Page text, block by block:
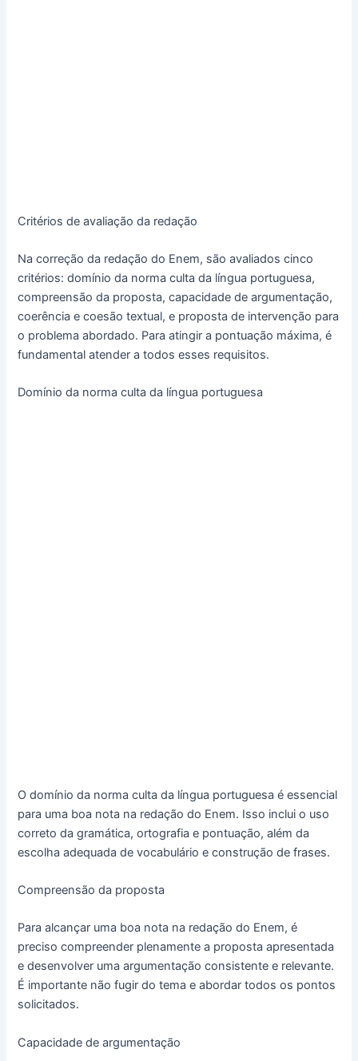
Critérios de avaliação da redação
Na correção da redação do Enem, são avaliados cinco
critérios: domínio da norma culta da língua portuguesa,
compreensão da proposta, capacidade de argumentação,
coerência e coesão textual, e proposta de intervenção para
o problema abordado. Para atingir a pontuação máxima, é
fundamental atender a todos esses requisitos.
Domínio da norma culta da língua portuguesa
O domínio da norma culta da língua portuguesa é essencial
para uma boa nota na redação do Enem. Isso inclui o uso
correto da gramática, ortografia e pontuação, além da
escolha adequada de vocabulário e construção de frases.
Compreensão da proposta
Para alcançar uma boa nota na redação do Enem, é
preciso compreender plenamente a proposta apresentada
e desenvolver uma argumentação consistente e relevante.
É importante não fugir do tema e abordar todos os pontos
solicitados.
Capacidade de argumentação